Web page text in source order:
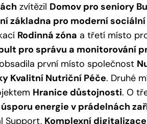
zvítězil Domov pro seniory
základna pro moderní
Rodinná zóna a třetí místo
pro správu a monitorování
první místo společnost
Kvalitní Nutriční Péče. Druhé
Hranice důstojnosti. O
energie v prádelnách
Support, Komplexní